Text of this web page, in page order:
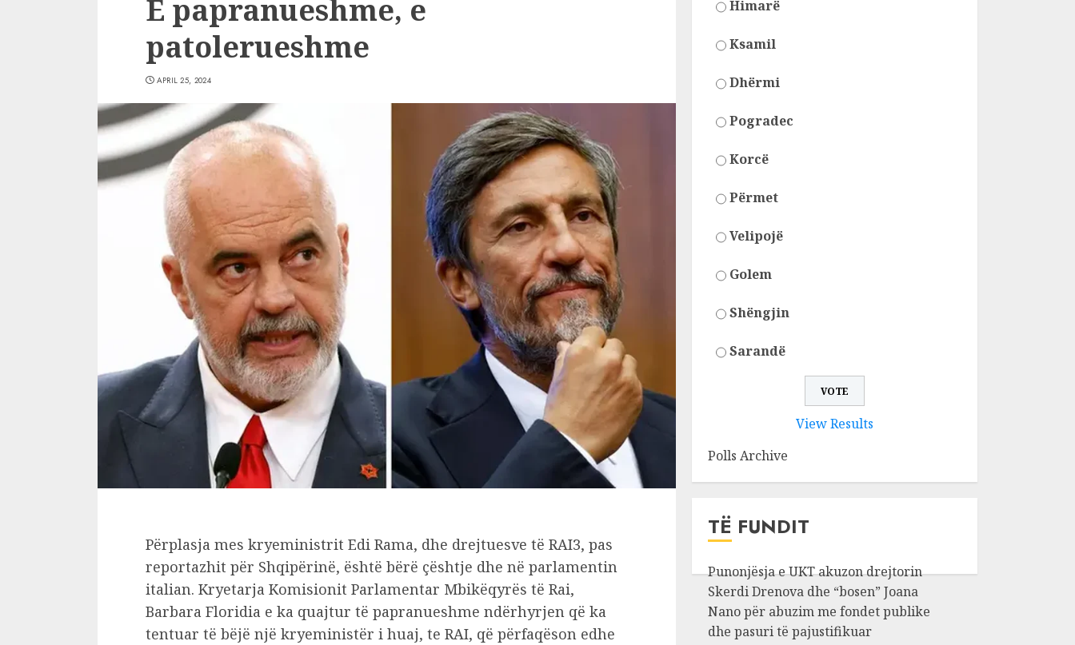
E papranueshme, e
patolerueshme
APRIL 25, 2024
Përplasja mes kryeministrit Edi Rama, dhe drejtuesve të RAI3, pas
reportazhit për Shqipërinë, është bërë çështje dhe në parlamentin
italian. Kryetarja Komisionit Parlamentar Mbikëqyrës të Rai,
Barbara Floridia e ka quajtur të papranueshme ndërhyrjen që ka
tentuar të bëjë një kryeministër i huaj, te RAI, që përfaqëson edhe
Himarë
Ksamil
Dhërmi
Pogradec
Korcë
Përmet
Velipojë
Golem
Shëngjin
Sarandë
View Results
Polls Archive
TË FUNDIT
Punonjësja e UKT akuzon drejtorin
Skerdi Drenova dhe “bosen” Joana
Nano për abuzim me fondet publike
dhe pasuri të pajustifikuar